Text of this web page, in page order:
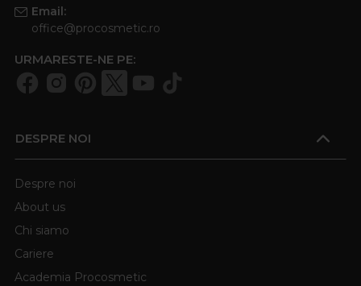
Email:
office@procosmetic.ro
URMARESTE-NE PE:
DESPRE NOI
Despre noi
About us
Chi siamo
Cariere
Academia Procosmetic